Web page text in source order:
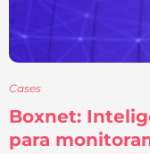
Cases
Boxnet:
para